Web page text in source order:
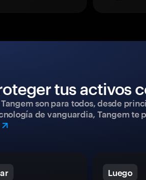
tus activos
son para todos, desde
de vanguardia, Tangem
Luego